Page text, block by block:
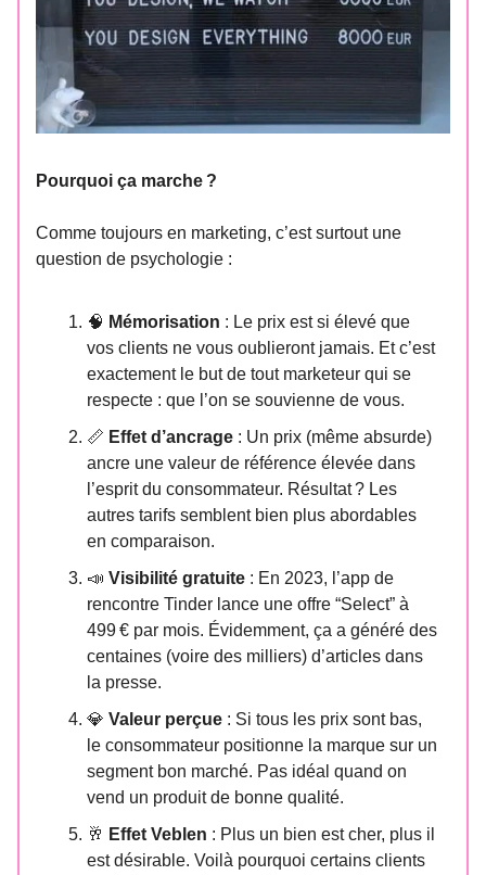
Pourquoi ça marche ?
Comme toujours en marketing, c’est surtout une
question de psychologie :
🧠 Mémorisation : Le prix est si élevé que
vos clients ne vous oublieront jamais. Et c’est
exactement le but de tout marketeur qui se
respecte : que l’on se souvienne de vous.
📏 Effet d’ancrage : Un prix (même absurde)
ancre une valeur de référence élevée dans
l’esprit du consommateur. Résultat ? Les
autres tarifs semblent bien plus abordables
en comparaison.
📣 Visibilité gratuite : En 2023, l’app de
rencontre Tinder lance une offre “Select” à
499 € par mois. Évidemment, ça a généré des
centaines (voire des milliers) d’articles dans
la presse.
💎 Valeur perçue : Si tous les prix sont bas,
le consommateur positionne la marque sur un
segment bon marché. Pas idéal quand on
vend un produit de bonne qualité.
🥂 Effet Veblen : Plus un bien est cher, plus il
est désirable. Voilà pourquoi certains clients